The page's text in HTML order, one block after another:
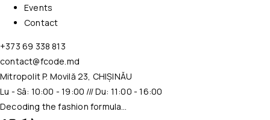
Events
Contact
+373 69 338 813
contact@fcode.md
Mitropolit P. Movilă 23, CHIȘINĂU
Lu - Sâ: 10:00 - 19:00 /// Du: 11:00 - 16:00
Decoding the fashion formula…